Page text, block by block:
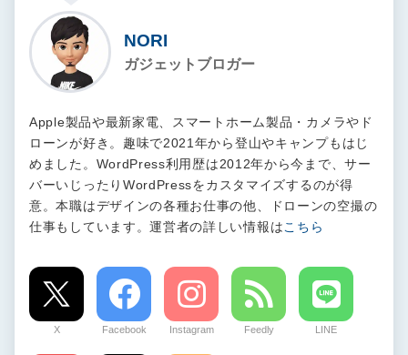
NORI
ガジェットブロガー
Apple製品や最新家電、スマートホーム製品・カメラやド
ローンが好き。趣味で2021年から登山やキャンプもはじ
めました。WordPress利用歴は2012年から今まで、サー
バーいじったりWordPressをカスタマイズするのが得
意。本職はデザインの各種お仕事の他、ドローンの空撮の
仕事もしています。運営者の詳しい情報は こちら
X Facebook Instagram Feedly LINE